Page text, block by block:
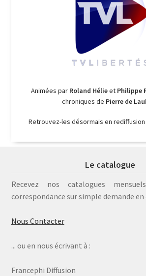
Animées par Roland Hélieet Philippe
chroniques de Pierre de
Retrouvez-les désormais en rediffusion
Le catalogue
Recevez nos catalogues
correspondance sur simple demande en
Nous Contacter
... ou en nous écrivant à :
Francephi Diffusion